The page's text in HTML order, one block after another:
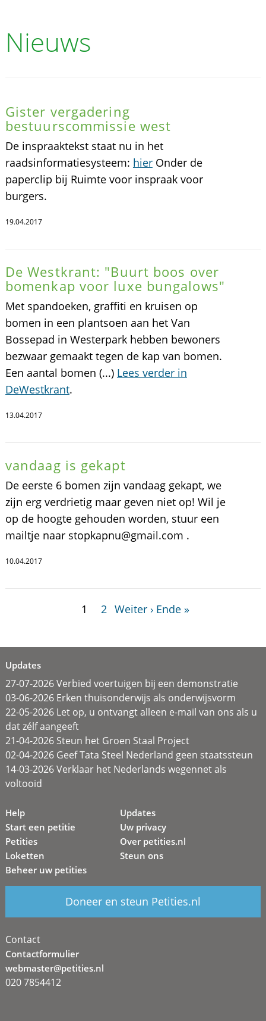
Nieuws
Gister vergadering
bestuurscommissie west
De inspraaktekst staat nu in het
raadsinformatiesysteem: hierOnder de
paperclip bij Ruimte voor inspraak voor
burgers.
19.04.2017
De Westkrant: "Buurt boos over
bomenkap voor luxe bungalows"
Met spandoeken, graffiti en kruisen op
bomen in een plantsoen aan het Van
Bossepad in Westerpark hebben bewoners
bezwaar gemaakt tegen de kap van bomen.
Een aantal bomen (...) Lees verder in
DeWestkrant.
13.04.2017
vandaag is gekapt
De eerste 6 bomen zijn vandaag gekapt, we
zijn erg verdrietig maar geven niet op! Wil je
op de hoogte gehouden worden, stuur een
mailtje naar stopkapnu@gmail.com .
10.04.2017
1 2 Weiter › Ende »
Updates
27-07-2026 Verbied voertuigen bij een demonstratie
03-06-2026 Erken thuisonderwijs als onderwijsvorm
22-05-2026 Let op, u ontvangt alleen e-mail van ons als u
dat zélf aangeeft
21-04-2026 Steun het Groen Staal Project
02-04-2026 Geef Tata Steel Nederland geen staatssteun
14-03-2026 Verklaar het Nederlands wegennet als
voltooid
Help
Start een petitie
Petities
Loketten
Beheer uw petities
Updates
Uw privacy
Over petities.nl
Steun ons
Doneer en steun Petities.nl
Contact
Contactformulier
webmaster@petities.nl
020 7854412